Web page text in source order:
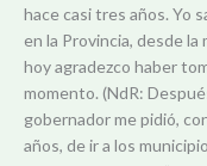
hace casi tres años. Yo
en la Provincia, desde la
hoy agradezco haber
momento. (NdR:
gobernador me pidió,
años, de ir a los